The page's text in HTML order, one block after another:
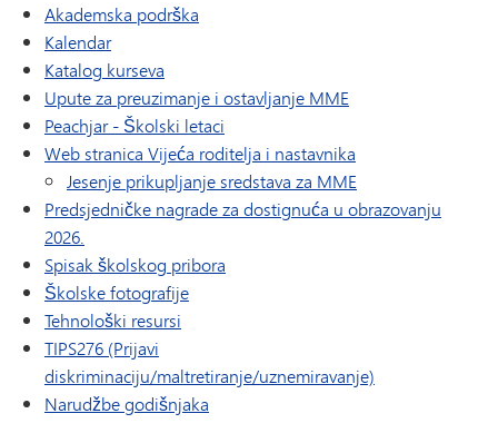
Akademska podrška
Kalendar
Katalog kurseva
Upute za preuzimanje i ostavljanje MME
Peachjar - Školski letaci
Web stranica Vijeća roditelja i nastavnika
Jesenje prikupljanje sredstava za MME
Predsjedničke nagrade za dostignuća u obrazovanju
2026.
Spisak školskog pribora
Školske fotografije
Tehnološki resursi
TIPS276 (Prijavi
diskriminaciju/maltretiranje/uznemiravanje)
Narudžbe godišnjaka